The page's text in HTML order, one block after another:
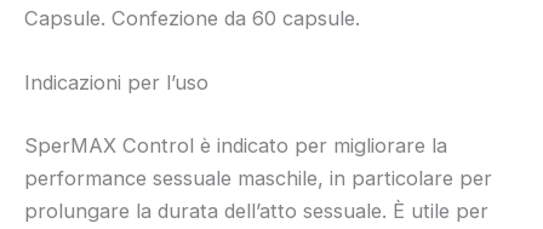
Capsule. Confezione da 60 capsule.
Indicazioni per l’uso
SperMAX Control è indicato per migliorare la
performance sessuale maschile, in particolare per
prolungare la durata dell’atto sessuale. È utile per